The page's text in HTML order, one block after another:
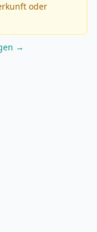
oder
→